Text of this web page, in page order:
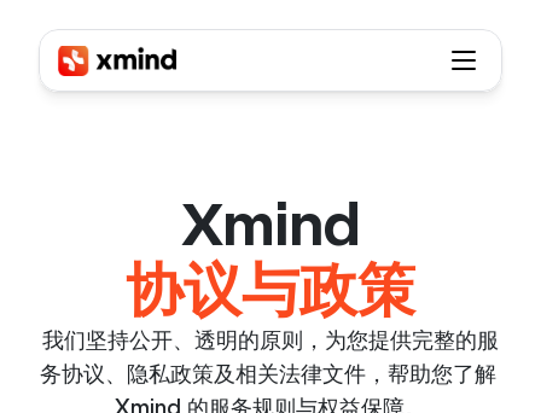
Xmind
协议与政策
我们坚持公开、透明的原则，为您提供完整的服
务协议、隐私政策及相关法律文件，帮助您了解
Xmind 的服务规则与权益保障。